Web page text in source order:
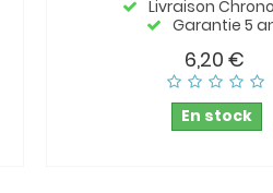
Livraison
Garantie 5
6,20 €
En stock